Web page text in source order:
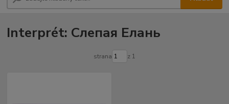
Interprét: Слепая Елань
strana z 1